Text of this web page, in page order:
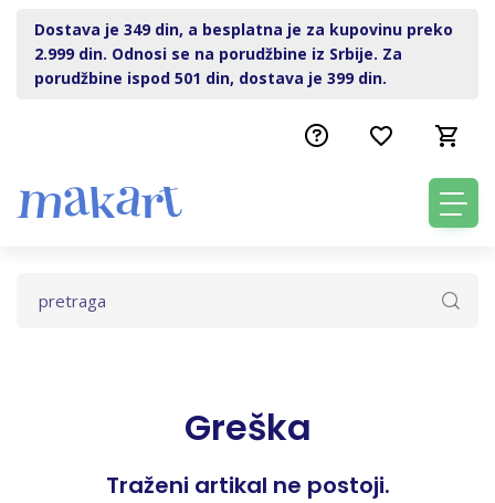
Dostava je 349 din, a besplatna je za kupovinu preko
2.999 din. Odnosi se na porudžbine iz Srbije. Za
porudžbine ispod 501 din, dostava je 399 din.
Greška
Traženi artikal ne postoji.